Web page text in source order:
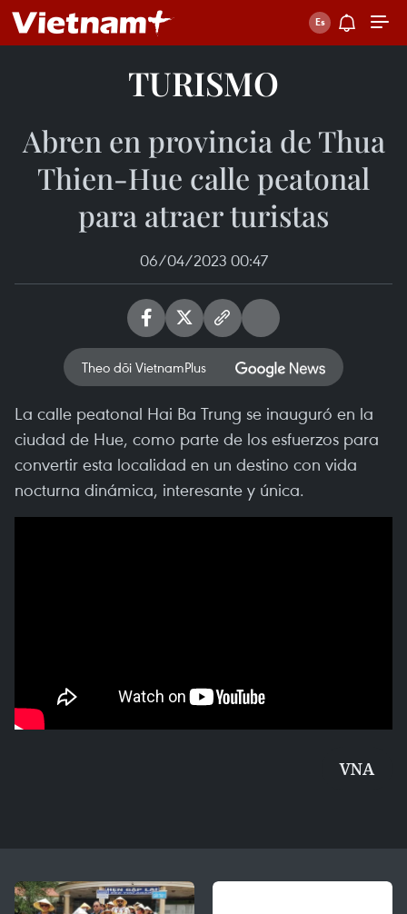
TURISMO
Abren en provincia de Thua
Thien-Hue calle peatonal
para atraer turistas
06/04/2023 00:47
Theo dõi VietnamPlus
La calle peatonal Hai Ba Trung se inauguró en la
ciudad de Hue, como parte de los esfuerzos para
convertir esta localidad en un destino con vida
nocturna dinámica, interesante y única.
VNA